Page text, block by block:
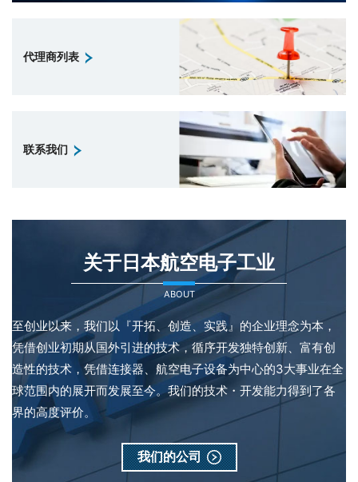
代理商列表
联系我们
关于日本航空电子工业
ABOUT
至创业以来，我们以『开拓、创造、实践』的企业理念为本，
凭借创业初期从国外引进的技术，循序开发独特创新、富有创
造性的技术，凭借连接器、航空电子设备为中心的3大事业在全
球范围内的展开而发展至今。我们的技术・开发能力得到了各
界的高度评价。
我们的公司